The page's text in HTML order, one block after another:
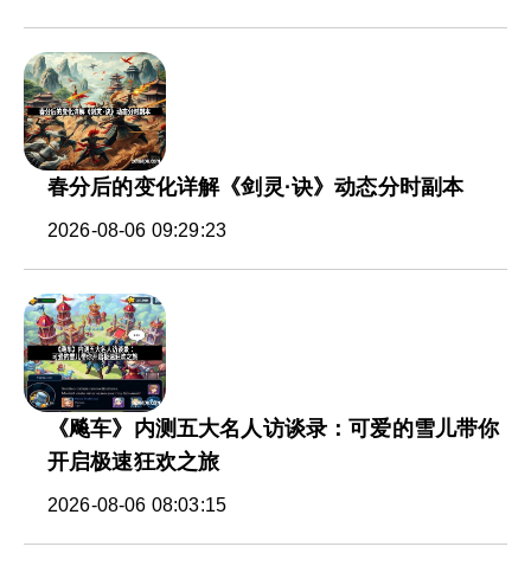
春分后的变化详解《剑灵·诀》动态分时副本
2026-08-06 09:29:23
《飚车》内测五大名人访谈录：可爱的雪儿带你
开启极速狂欢之旅
2026-08-06 08:03:15